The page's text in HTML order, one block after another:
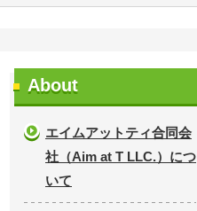
About
エイムアットティ合同会
社（Aim at T LLC.）につ
いて